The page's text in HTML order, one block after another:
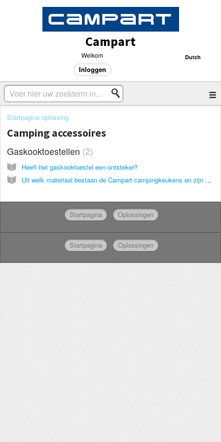
Campart
Dutch
Welkom
Inloggen
Startpagina oplossing
Camping accessoires
Gaskooktoestellen 2
Heeft het gaskooktoestel een ontsteker?
Uit welk materiaal bestaan de Campart campingkeukens en zijn ze waterbestendig?
Startpagina Oplossingen
Startpagina Oplossingen